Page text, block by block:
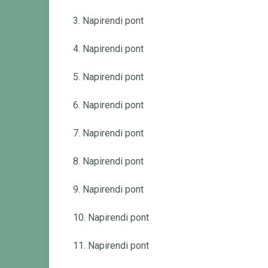
3. Napirendi pont
4. Napirendi pont
5. Napirendi pont
6. Napirendi pont
7. Napirendi pont
8. Napirendi pont
9. Napirendi pont
10. Napirendi pont
11. Napirendi pont